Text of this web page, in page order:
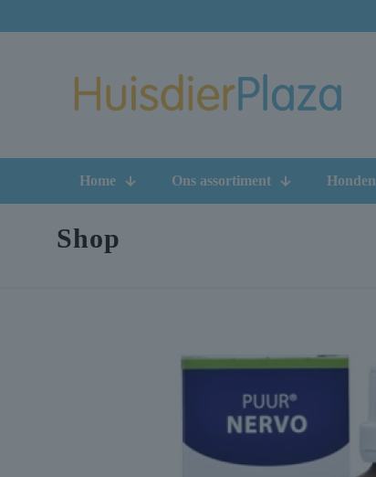
Home Ons assortiment Honden
Shop